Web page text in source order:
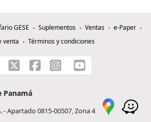
GESE Suplementos Ventas
e-Paper
venta
Términos y condiciones
Panamá
- Apartado 0815-00507, Zona 4